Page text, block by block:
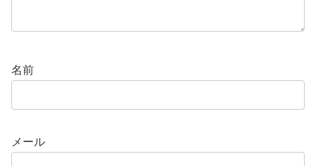
名前
メール